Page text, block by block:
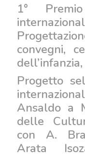
1°
convegni,
Progetto
Ansaldo a
delle
con A.
Arata